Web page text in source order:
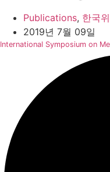
Publications, 한국
2019년 7월 09일
International Symposium on